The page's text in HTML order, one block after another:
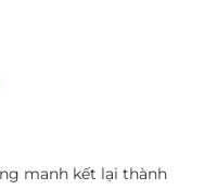
manh kết lại thành